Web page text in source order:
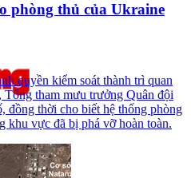
phòng thủ của Ukraine
quyền kiểm soát thành trì quan
tham mưu trưởng Quân đội
đồng thời cho biết hệ thống phòng
khu vực đã bị phá vỡ hoàn toàn.